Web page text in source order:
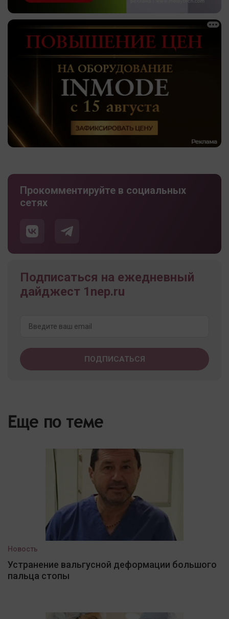
Прокомментируйте в социальных
сетях
Подписаться на ежедневный
дайджест 1nep.ru
Еще по теме
Новость
Устранение вальгусной деформации большого
пальца стопы